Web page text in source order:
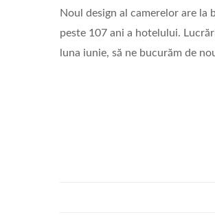
Noul design al camerelor are la
peste 107 ani a hotelului.
luna iunie, să ne bucurăm de